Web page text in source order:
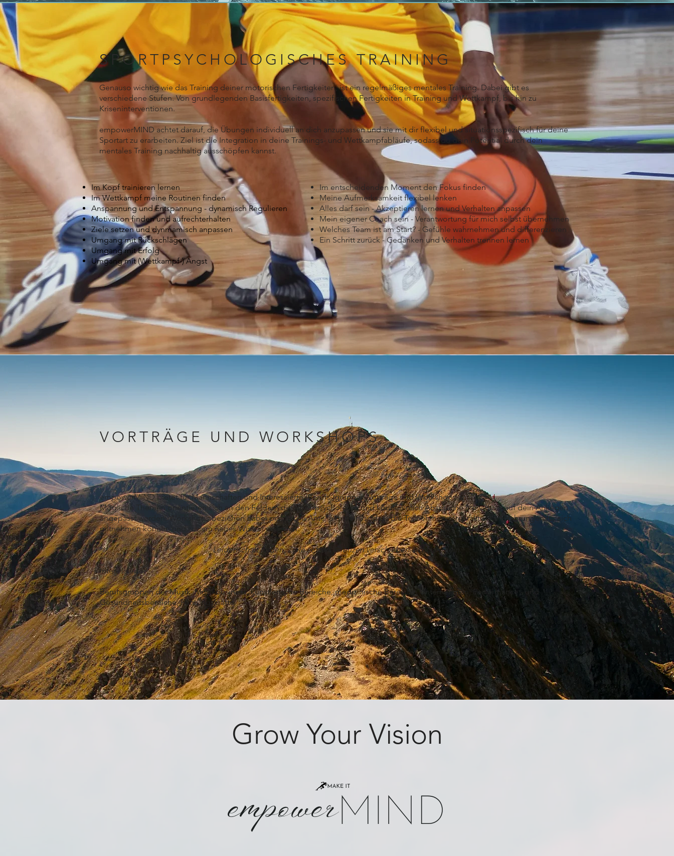
SPORTPSYCHOLOGISCHES TRAINING
Im Kopf trainieren lernen
Im Wettkampf meine Routinen finden
Anspannung und Entspannung - dynamisch Regulieren
Motivation finden und aufrechterhalten
Ziele setzen und dynmamisch anpassen
Umgang mit Rückschlägen
Umgang mit Erfolg
Umgang mit (Wettkampf-) Angst
Im entscheidenden Moment den Fokus finden
Meine Aufmerksamkeit flexibel lenken
Alles darf sein - Akzeptieren lernen und Verhalten anpassen
Mein eigener Coach sein - Verantwortung für mich selbst übernehmen
Welches Team ist am Start? - Gefühle wahrnehmen und differenzieren
Ein Schritt zurück - Gedanken und Verhalten trennen lernen
Genauso wichtig wie das Training deiner motorischen Fertigkeiten, ist ein regelmäßiges mentales Training. Dabei gibt es
verschiedene Stufen. Von grundlegenden Basisfertigkeiten, spezifischen Fertigkeiten in Training und Wettkampf, bis hin zu
Kriseninterventionen.
empowerMIND achtet darauf, die Übungen individuell an dich anzupassen und sie mit dir flexibel und situationsspezifisch für deine
Sportart zu erarbeiten. Ziel ist die Integration in deine Trainings- und Wettkampfabläufe, sodass du dein Potential durch dein
mentales Training nachhaltig ausschöpfen kannst.
VORTRÄGE UND WORKSHOPS
empowerMIND bietet für Mannschaften und Interessierte (Berufs-)gruppen Vorträge und Workshops an.
Mögliche Themen orientieren sich an den Feldern der Sportpsychologie und können nach Absprache individuell auf dein Anliegen
angepasst werden. Workshops beziehen dabei praktische Anteile mit ein, sodass die Teilnehmenden praktische Erfahrungen für sich
mitnehmen können und zudem neues Wissen erlangen.
Leidenschaft finden, Ziele setzen, Grenzen verschieben, achtsam sein.
Interessierte:
Berufsgruppen der Musik, Musikbusiness, künstlerische Bereiche, medizinische Bereiche, Unternehmen, Performance - und
Gesundheitsbereiche, Führungskräfte
Grow Your Vision